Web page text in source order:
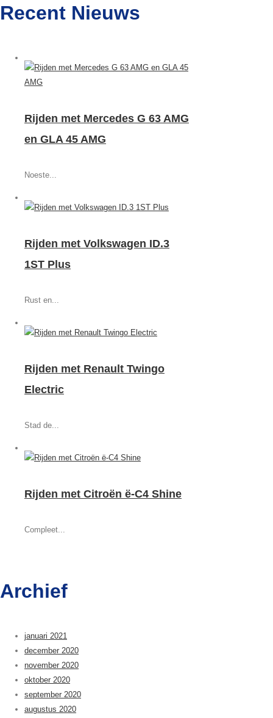
Recent Nieuws
Rijden met Mercedes G 63 AMG
en GLA 45 AMG
Noeste...
Rijden met Volkswagen ID.3
1ST Plus
Rust en...
Rijden met Renault Twingo
Electric
Stad de...
Rijden met Citroën ë-C4 Shine
Compleet...
Archief
januari 2021
december 2020
november 2020
oktober 2020
september 2020
augustus 2020